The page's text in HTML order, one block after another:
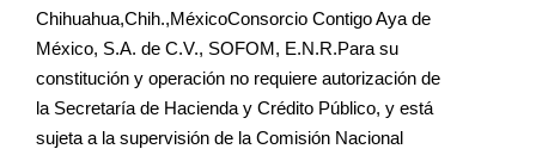
Chihuahua,Chih.,MéxicoConsorcio Contigo Aya de
México, S.A. de C.V., SOFOM, E.N.R.Para su
constitución y operación no requiere autorización de
la Secretaría de Hacienda y Crédito Público, y está
sujeta a la supervisión de la Comisión Nacional